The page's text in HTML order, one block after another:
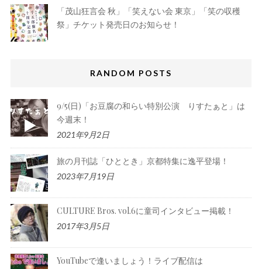
「茂山狂言会 秋」「笑えない会 東京」「笑の収穫
祭」チケット発売日のお知らせ！
RANDOM POSTS
9/5(日)「お豆腐の和らい特別公演 りすたぁと」は
今週末！
2021年9月2日
旅の月刊誌「ひととき」京都特集に逸平登場！
2023年7月19日
CULTURE Bros. vol.6に童司インタビュー掲載！
2017年3月5日
YouTubeで逢いましょう！ライブ配信は